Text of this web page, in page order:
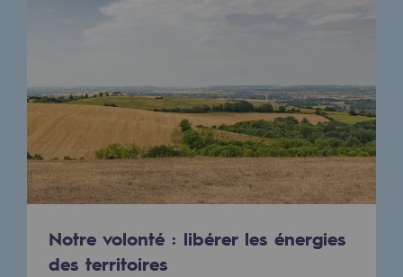
Notre volonté : libérer les énergies
des territoires